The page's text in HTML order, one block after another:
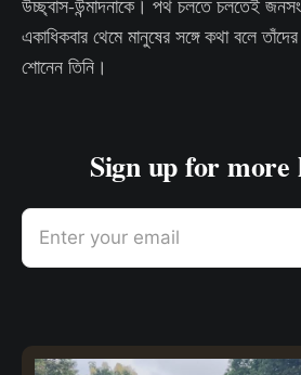
উচ্ছ্বাস-উন্মাদনাকে। পথ চলতে চলতেই
একাধিকবার থেমে মানুষের সঙ্গে কথা বলে
শোনেন তিনি।
Sign up for more
Enter your email